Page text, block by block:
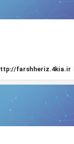
farshheriz.4kia.ir